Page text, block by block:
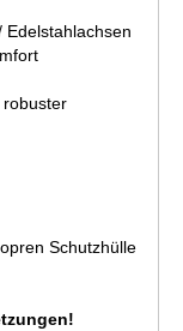
Edelstahlachsen
robuster
Schutzhülle